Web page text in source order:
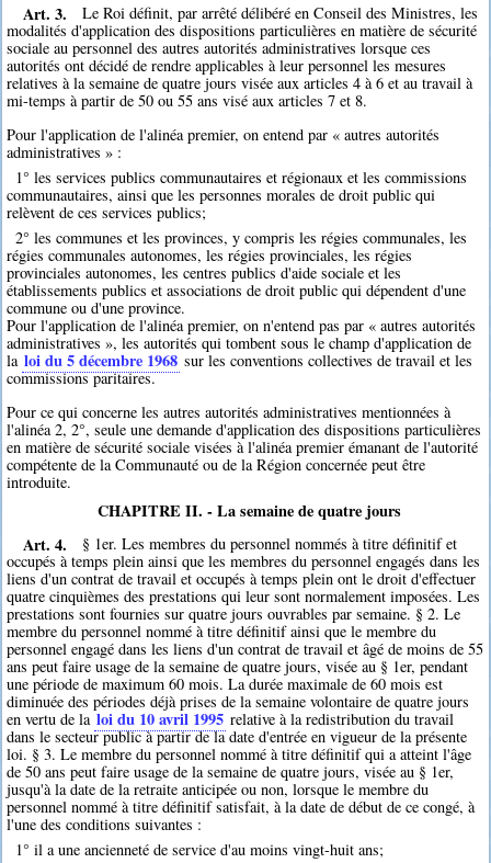
Art. 3.
Le Roi définit, par arrêté délibéré en Conseil des Ministres, les
modalités d'application des dispositions particulières en matière de sécurité
sociale au personnel des autres autorités administratives lorsque ces
autorités ont décidé de rendre applicables à leur personnel les mesures
relatives à la semaine de quatre jours visée aux articles 4 à 6 et au travail à
mi-temps à partir de 50 ou 55 ans visé aux articles 7 et 8.
Pour l'application de l'alinéa premier, on entend par « autres autorités
administratives » :
1° les services publics communautaires et régionaux et les commissions
communautaires, ainsi que les personnes morales de droit public qui
relèvent de ces services publics;
2° les communes et les provinces, y compris les régies communales, les
régies communales autonomes, les régies provinciales, les régies
provinciales autonomes, les centres publics d'aide sociale et les
établissements publics et associations de droit public qui dépendent d'une
commune ou d'une province.
Pour l'application de l'alinéa premier, on n'entend pas par « autres autorités
administratives », les autorités qui tombent sous le champ d'application de
la loi du 5 décembre 1968 sur les conventions collectives de travail et les
commissions paritaires.
Pour ce qui concerne les autres autorités administratives mentionnées à
l'alinéa 2, 2°, seule une demande d'application des dispositions particulières
en matière de sécurité sociale visées à l'alinéa premier émanant de l'autorité
compétente de la Communauté ou de la Région concernée peut être
introduite.
CHAPITRE II. - La semaine de quatre jours
Art. 4.
§ 1er. Les membres du personnel nommés à titre définitif et
occupés à temps plein ainsi que les membres du personnel engagés dans les
liens d'un contrat de travail et occupés à temps plein ont le droit d'effectuer
quatre cinquièmes des prestations qui leur sont normalement imposées. Les
prestations sont fournies sur quatre jours ouvrables par semaine. § 2. Le
membre du personnel nommé à titre définitif ainsi que le membre du
personnel engagé dans les liens d'un contrat de travail et âgé de moins de 55
ans peut faire usage de la semaine de quatre jours, visée au § 1er, pendant
une période de maximum 60 mois. La durée maximale de 60 mois est
diminuée des périodes déjà prises de la semaine volontaire de quatre jours
en vertu de la loi du 10 avril 1995 relative à la redistribution du travail
dans le secteur public à partir de la date d'entrée en vigueur de la présente
loi. § 3. Le membre du personnel nommé à titre définitif qui a atteint l'âge
de 50 ans peut faire usage de la semaine de quatre jours, visée au § 1er,
jusqu'à la date de la retraite anticipée ou non, lorsque le membre du
personnel nommé à titre définitif satisfait, à la date de début de ce congé, à
l'une des conditions suivantes :
1° il a une ancienneté de service d'au moins vingt-huit ans;